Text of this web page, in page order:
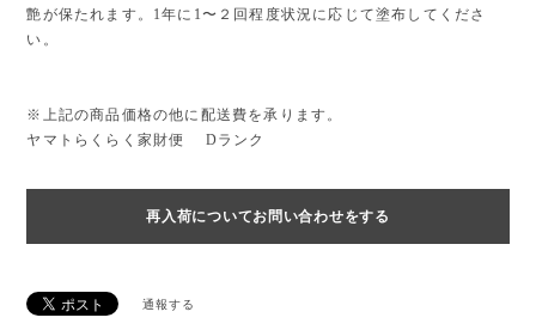
艶が保たれます。1年に1〜２回程度状況に応じて塗布してくださ
い。
※上記の商品価格の他に配送費を承ります。
ヤマトらくらく家財便 Dランク
再入荷についてお問い合わせをする
通報する